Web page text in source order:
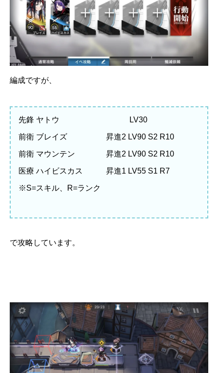
編成ですが、
先鋒 ヤトウ LV30
前衛 ブレイズ 昇進2 LV90 S2 R10
前衛 マウンテン 昇進2 LV90 S2 R10
医療 ハイビスカス 昇進1 LV55 S1 R7
※S=スキル、R=ランク
で攻略しています。